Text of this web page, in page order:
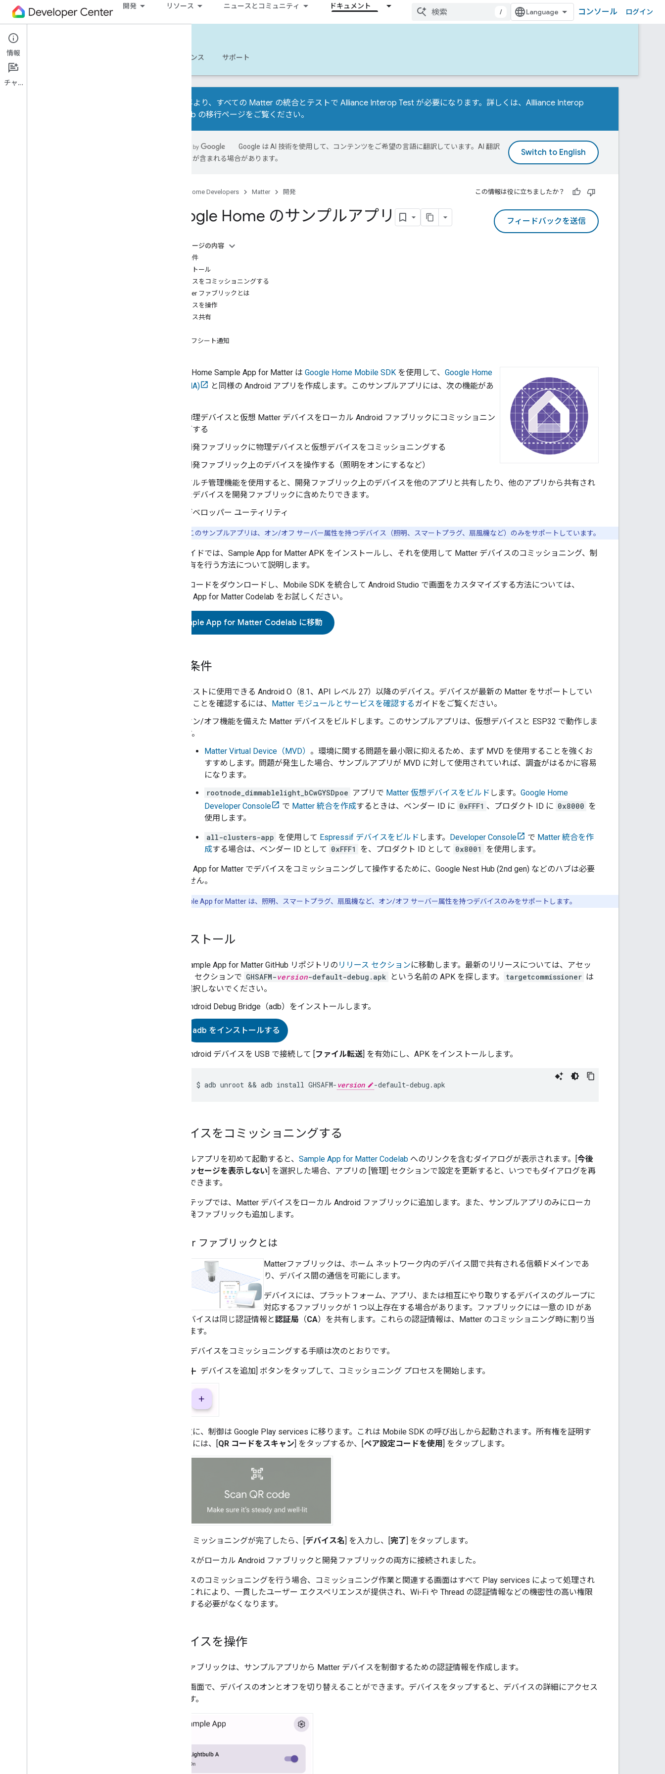
開発 リソース ニュースとコミュニティ ドキュメント
/ コンソール ログイン
Matter
使ってみる リファレンス サポート
2026 年より、すべての Matter の統合とテストで Alliance Interop Test が必要になります。詳しくは、 Allliance Interop
Test Lab の移行ページをご覧ください。
Google は AI 技術を使用して、コンテンツをご希望の言語に翻訳しています。AI 翻訳
には誤りが含まれる場合があります。
Google Home Developers Matter 開発 この情報は役に立ちましたか？
フィードバックを送信
Google Home のサンプルアプリ
このページの内容
前提条件
インストール
デバイスをコミッショニングする
Matter ファブリックとは
デバイスを操作
デバイス共有
ハーフシート通知
Google Home Sample App for Matter は Google Home Mobile SDK を使用して、 Google Home
app (GHA)
と同様の Android アプリを作成します。このサンプルアプリには、次の機能があ
物理デバイスと仮想 Matter デバイスをローカル Android ファブリックにコミッショニン
グする
開発ファブリックに物理デバイスと仮想デバイスをコミッショニングする
開発ファブリック上のデバイスを操作する（照明をオンにするなど）
マルチ管理機能を使用すると、開発ファブリック上のデバイスを他のアプリと共有したり、他のアプリから共有され
たデバイスを開発ファブリックに含めたりできます。
デベロッパー ユーティリティ
現在、このサンプルアプリは、オン/オフ サーバー属性を持つデバイス（照明、スマートプラグ、扇風機など）のみをサポートしています。
このガイドでは、 Sample App for Matter APK をインストールし、それを使用して Matter デバイスのコミッショニング、制
御、共有を行う方法について説明します。
ソースコードをダウンロードし、 Mobile SDK を統合して Android Studio で画面をカスタマイズする方法については、
Sample App for Matter Codelab をお試しください。
Sample App for Matter Codelab に移動
前提条件
テストに使用できる Android O（8.1、API レベル 27）以降のデバイス。デバイスが最新の Matter をサポートしてい
ることを確認するには、 Matter モジュールとサービスを確認する ガイドをご覧ください。
オン/オフ機能を備えた Matter デバイスをビルドします。このサンプルアプリは、仮想デバイスと ESP32 で動作しま
す。
Matter Virtual Device（MVD） 。環境に関する問題を最小限に抑えるため、まず MVD を使用することを強くお
すすめします。問題が発生した場合、サンプルアプリが MVD に対して使用されていれば、調査がはるかに容易
になります。
rootnode_dimmablelight_bCwGYSDpoe アプリで Matter 仮想デバイスをビルド します。 Google Home
Developer Console
で Matter 統合を作成するときは、ベンダー ID に 0xFFF1 、プロダクト ID に 0x8000 を
使用します。
all-clusters-app を使用して Espressif デバイスをビルド します。 Developer Console で Matter 統合を作
成する場合は、ベンダー ID として 0xFFF1 を、プロダクト ID として 0x8001 を使用します。
Sample App for Matter でデバイスをコミッショニングして操作するために、 Google Nest Hub (2nd gen) などのハブは必要
ありません。
Sample App for Matter は、照明、スマートプラグ、扇風機など、オン/オフ サーバー属性を持つデバイスのみをサポートします。
インストール
Sample App for Matter GitHub リポジトリの リリース セクションに移動します。最新のリリースについては、アセッ
ト セクションで GHSAFM-version-default-debug.apk という名前の APK を探します。 targetcommissioner は
選択しないでください。
Android Debug Bridge（adb）をインストールします。
adb をインストールする
Android デバイスを USB で接続して [ファイル転送] を有効にし、APK をインストールします。
$ adb unroot && adb install GHSAFM- version
デバイスをコミッショニングする
サンプルアプリを初めて起動すると、 Sample App for Matter Codelab へのリンクを含むダイアログが表示されます。[今後
このメッセージを表示しない] を選択した場合、アプリの [管理] セクションで設定を更新すると、いつでもダイアログを再
び表示できます。
次のステップでは、 Matter デバイスをローカル Android ファブリックに追加します。また、サンプルアプリのみにローカ
ルな開発ファブリックも追加します。
Matter ファブリックとは
Matterファブリックは、ホーム ネットワーク内のデバイス間で共有される信頼ドメインであ
り、デバイス間の通信を可能にします。
デバイスには、プラットフォーム、アプリ、または相互にやり取りするデバイスのグループに
対応するファブリックが 1 つ以上存在する場合があります。ファブリックには一意の ID があ
り、デバイスは同じ認証情報と認証局 （CA）を共有します。これらの認証情報は、 Matter のコミッショニング時に割り当
てられます。
デバイスをコミッショニングする手順は次のとおりです。
add デバイスを追加] ボタンをタップして、コミッショニング プロセスを開始します。
次に、制御は Google Play services に移ります。これは Mobile SDK の呼び出しから起動されます。所有権を証明す
るには、[QR コードをスキャン] をタップするか、[ペア設定コードを使用] をタップします。
コミッショニングが完了したら、[ デバイス名 ] を入力し、[ 完了 ] をタップします。
デバイスがローカル Android ファブリックと開発ファブリックの両方に接続されました。
デバイスのコミッショニングを行う場合、コミッショニング作業と関連する画面はすべて Play services によって処理され
ます。これにより、一貫したユーザー エクスペリエンスが提供され、Wi-Fi や Thread の認証情報などの機密性の高い権限
を処理する必要がなくなります。
デバイスを操作
開発ファブリックは、サンプルアプリから Matter デバイスを制御するための認証情報を作成します。
ホーム画面で、デバイスのオンとオフを切り替えることができます。デバイスをタップすると、デバイスの詳細にアクセス
できます。
情報
チャット